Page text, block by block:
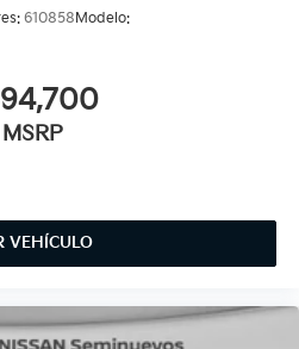
610858 Modelo:
MSRP
VEHÍCULO